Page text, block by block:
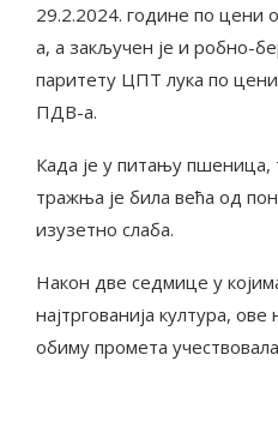
29.2.2024. године по
а, а закључен је и робно-
паритету ЦПТ лука по
ПДВ-а.
Када је у питању
тражња је била већа од
изузетно слаба.
Након две седмице у
најтргованија култура,
обиму промета